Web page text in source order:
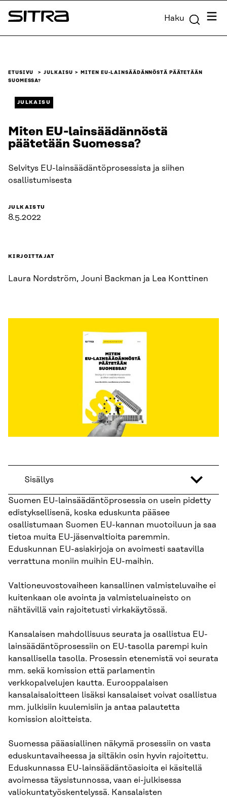
Siirry
suoraan
Sitra Haku
ETUSIVU JULKAISU
MITEN EU-LAINSÄÄDÄNNÖSTÄ PÄÄTETÄÄN
SUOMESSA?
JULKAISU
Miten EU-lainsäädännöstä
päätetään Suomessa?
Selvitys EU-lainsäädäntöprosessista ja siihen
osallistumisesta
JULKAISTU
8.5.2022
KIRJOITTAJAT
Laura Nordström, Jouni Backman ja Lea Konttinen
Sisällys
Suomen EU-lainsäädäntöprosessia on usein pidetty
edistyksellisenä, koska eduskunta pääsee
osallistumaan Suomen EU-kannan muotoiluun ja saa
tietoa muita EU-jäsenvaltioita parem­min.
Eduskunnan EU-asiakirjoja on avoimesti saatavilla
verrattuna moniin muihin EU-mai­hin.
Valtioneuvostovaiheen kansallinen valmisteluvaihe ei
kuitenkaan ole avointa ja valmiste­luaineisto on
nähtävillä vain rajoitetusti virkakäytössä.
Kansalaisen mahdollisuus seurata ja osallistua EU-
lainsäädäntöprosessiin on EU-tasolla parempi kuin
kansallisella tasolla. Prosessin etenemistä voi seurata
mm. sekä komission että parlamentin
verkkopalvelujen kautta. Eurooppalaisen
kansalaisaloitteen lisäksi kansalaiset voivat osallistua
mm. julkisiin kuulemisiin ja antaa palautetta
komission aloitteista.
Suomessa pääasiallinen näkymä prosessiin on vasta
eduskuntavaiheessa ja siltäkin osin hyvin rajoitettu.
Eduskunnassa EU-lainsäädäntöasioita ei käsitellä
avoimessa täysistunnossa, vaan ei-julkisessa
valiokuntatyöskentelyssä. Kansalaisten